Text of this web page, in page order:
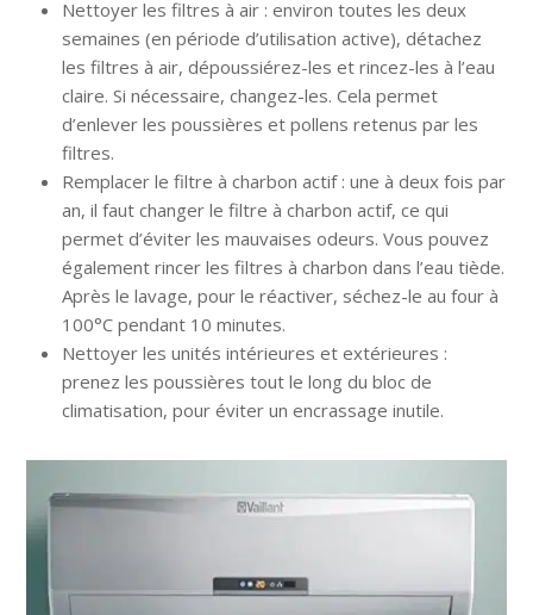
Nettoyer les filtres à air : environ toutes les deux
semaines (en période d’utilisation active), détachez
les filtres à air, dépoussiérez-les et rincez-les à l’eau
claire. Si nécessaire, changez-les. Cela permet
d’enlever les poussières et pollens retenus par les
filtres.
Remplacer le filtre à charbon actif : une à deux fois par
an, il faut changer le filtre à charbon actif, ce qui
permet d’éviter les mauvaises odeurs. Vous pouvez
également rincer les filtres à charbon dans l’eau tiède.
Après le lavage, pour le réactiver, séchez-le au four à
100°C pendant 10 minutes.
Nettoyer les unités intérieures et extérieures :
prenez les poussières tout le long du bloc de
climatisation, pour éviter un encrassage inutile.